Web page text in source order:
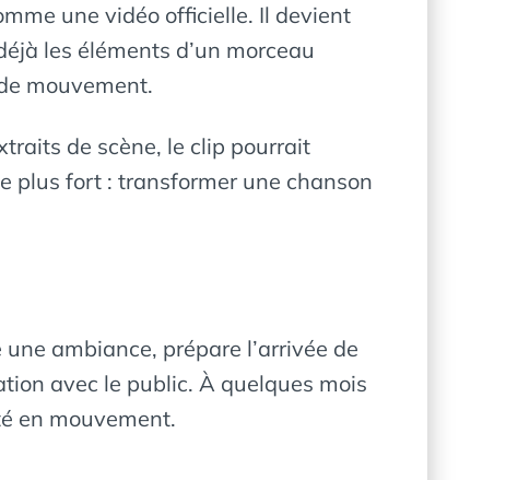
une vidéo officielle. Il devient
les éléments d’un morceau
mouvement.
de scène, le clip pourrait
plus fort : transformer une chanson
ambiance, prépare l’arrivée de
avec le public. À quelques mois
en mouvement.